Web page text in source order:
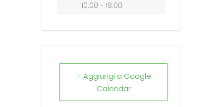
10:00 - 18:00
+ Aggiungi a Google
Calendar